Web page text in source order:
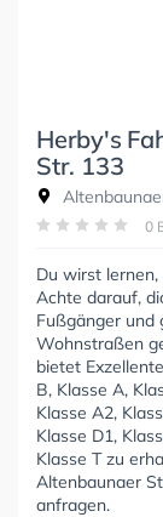
Herby's
Str. 133
0
Du wirst
Achte darauf,
Fußgänger und
Wohnstraßen
bietet
B, Klasse A,
Klasse A2,
Klasse D1,
Klasse T zu
Altenbaunaer
anfragen.